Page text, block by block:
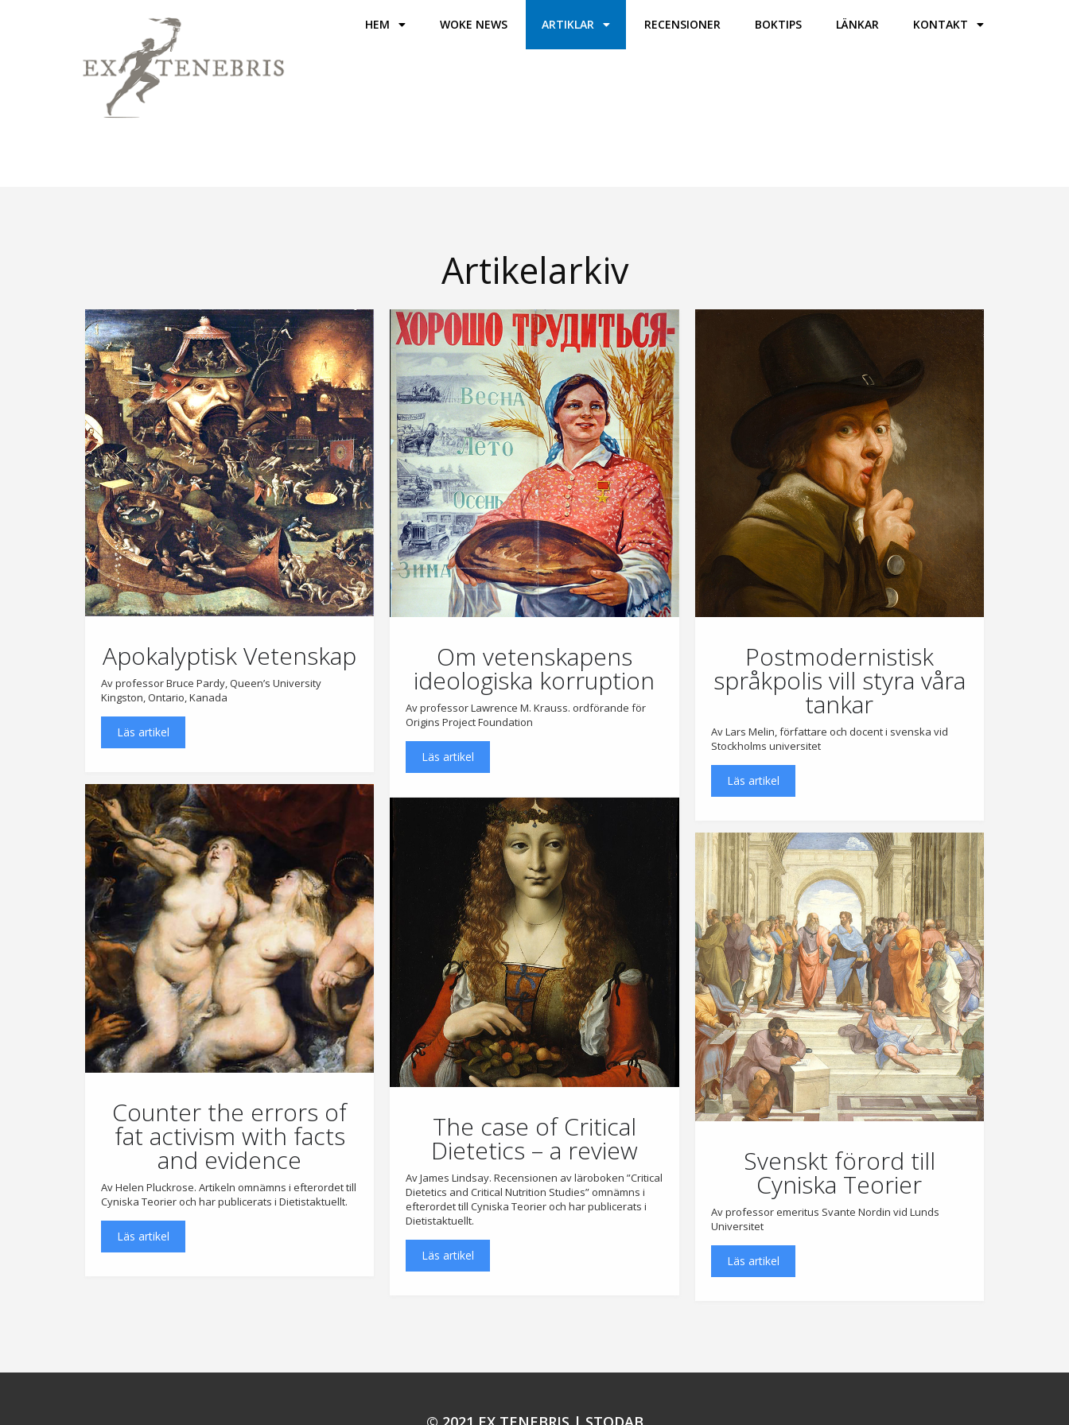
HEM WOKE NEWS ARTIKLAR RECENSIONER BOKTIPS LÄNKAR KONTAKT
Artikelarkiv
Apokalyptisk Vetenskap
Av professor Bruce Pardy, Queen’s University
Kingston, Ontario, Kanada
Läs artikel
Counter the errors of
fat activism with facts
and evidence
Av Helen Pluckrose. Artikeln omnämns i efterordet till
Cyniska Teorier och har publicerats i Dietistaktuellt.
Läs artikel
Om vetenskapens
ideologiska korruption
Av professor Lawrence M. Krauss. ordförande för
Origins Project Foundation
Läs artikel
The case of Critical
Dietetics – a review
Av James Lindsay. Recensionen av läroboken ”Critical
Dietetics and Critical Nutrition Studies” omnämns i
efterordet till Cyniska Teorier och har publicerats i
Dietistaktuellt.
Läs artikel
Postmodernistisk
språkpolis vill styra våra
tankar
Av Lars Melin, författare och docent i svenska vid
Stockholms universitet
Läs artikel
Svenskt förord till
Cyniska Teorier
Av professor emeritus Svante Nordin vid Lunds
Universitet
Läs artikel